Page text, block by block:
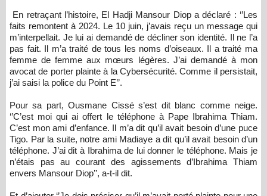
En retraçant l’histoire, El Hadji Mansour Diop a déclaré : ‘’Les
faits remontent à 2024. Le 10 juin, j’avais reçu un message qui
m’interpellait. Je lui ai demandé de décliner son identité. Il ne l’a
pas fait. Il m’a traité de tous les noms d’oiseaux. Il a traité ma
femme de femme aux mœurs légères. J’ai demandé à mon
avocat de porter plainte à la Cybersécurité. Comme il persistait,
j’ai saisi la police du Point E’’.
Pour sa part, Ousmane Cissé s’est dit blanc comme neige.
‘’C’est moi qui ai offert le téléphone à Pape Ibrahima Thiam.
C’est mon ami d’enfance. Il m’a dit qu’il avait besoin d’une puce
Tigo. Par la suite, notre ami Madiaye a dit qu’il avait besoin d’un
téléphone. J’ai dit à Ibrahima de lui donner le téléphone. Mais je
n’étais pas au courant des agissements d’Ibrahima Thiam
envers Mansour Diop’’, a-t-il dit.